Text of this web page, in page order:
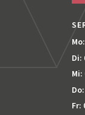
Di:
Mi:
Fr: